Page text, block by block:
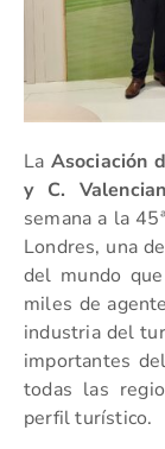
La Asociación
y C.
semana a la
Londres, una
del mundo
miles de
industria del
importantes
todas las
perfil turístico.